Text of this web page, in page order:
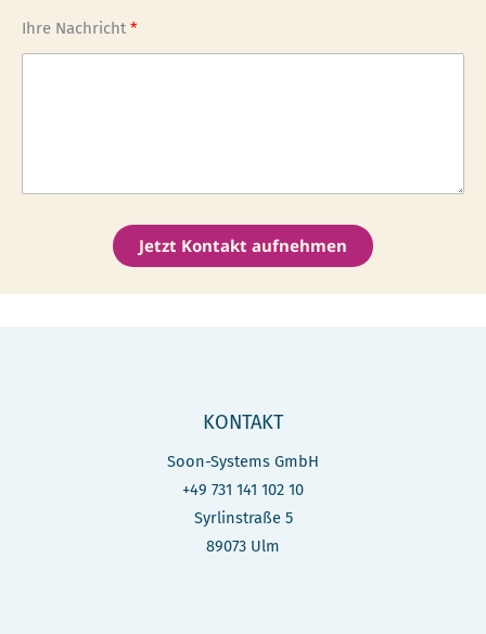
Ihre Nachricht
Jetzt Kontakt aufnehmen
KONTAKT
Soon-Systems GmbH
+49 731 141 102 10
Syrlinstraße 5
89073 Ulm